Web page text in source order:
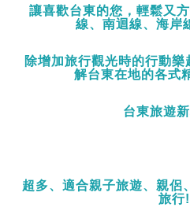
讓喜歡台東的您，輕鬆又
線、南迴線、海岸
除增加旅行觀光時的行動
解台東在地的各式
台東旅遊
超多、適合親子旅遊、親侶
旅行